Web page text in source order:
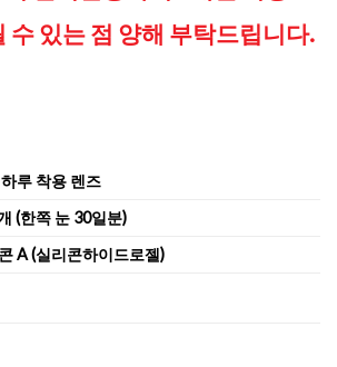
수 있는 점 양해 부탁드립니다.
루 착용 렌즈
(한쪽 눈 30일분)
A (실리콘하이드로젤)